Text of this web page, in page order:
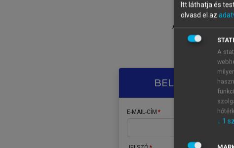
Új
A próbaidőszak
BELÉPÉS
E-MAIL-CÍM
Itt láthatja és
olvasd el az
A
↓ 1